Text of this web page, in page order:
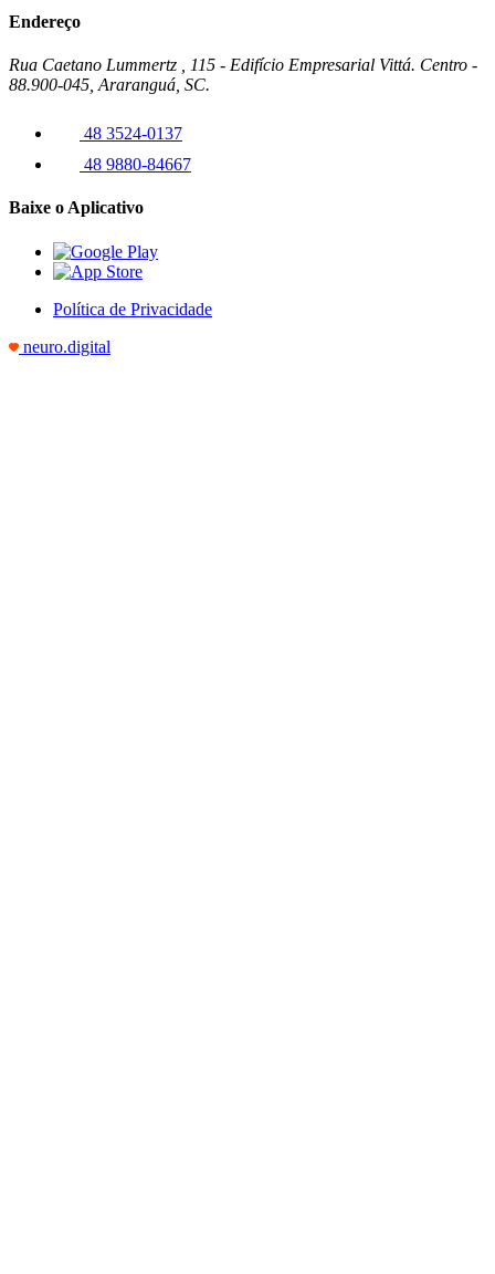
Endereço
Rua Caetano Lummertz , 115 - Edifício Empresarial Vittá. Centro -
88.900-045, Araranguá, SC.
48 3524-0137
48 9880-84667
Baixe o Aplicativo
Política de Privacidade
neuro.digital